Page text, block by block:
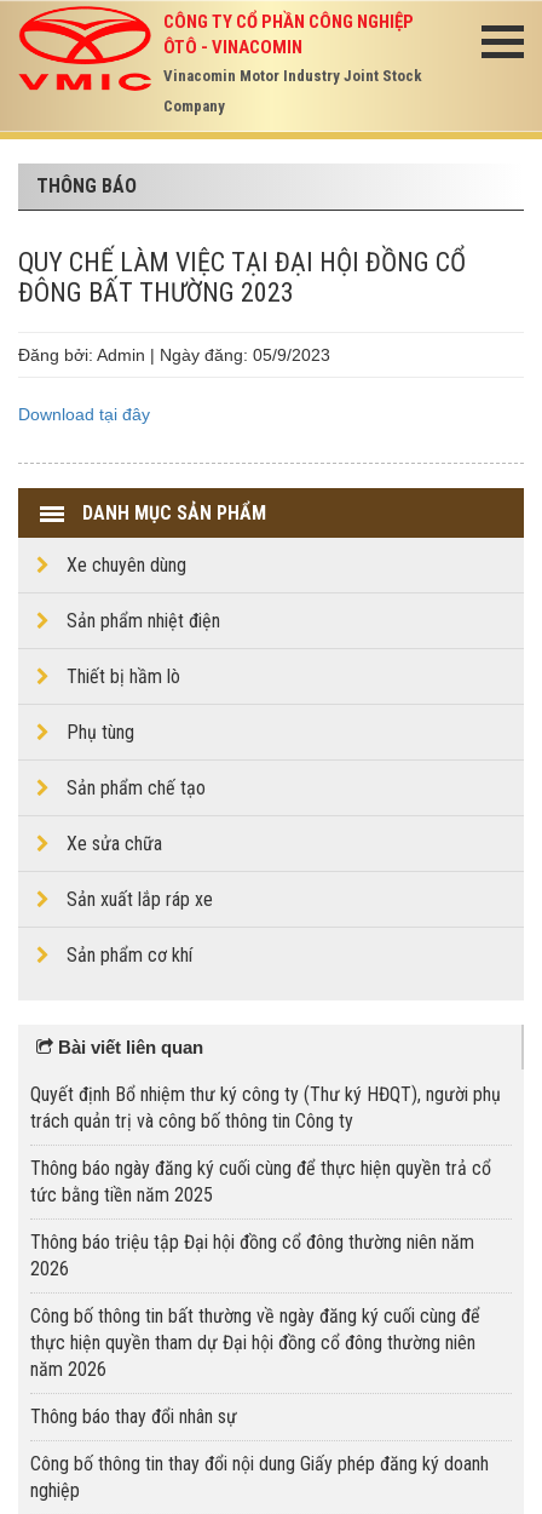
CÔNG TY CỔ PHẦN CÔNG NGHIỆP
ÔTÔ - VINACOMIN
Vinacomin Motor Industry Joint Stock
Company
THÔNG BÁO
QUY CHẾ LÀM VIỆC TẠI ĐẠI HỘI ĐỒNG CỔ
ĐÔNG BẤT THƯỜNG 2023
Đăng bởi: Admin | Ngày đăng: 05/9/2023
Download tại đây
DANH MỤC SẢN PHẨM
Xe chuyên dùng
Sản phẩm nhiệt điện
Thiết bị hầm lò
Phụ tùng
Sản phẩm chế tạo
Xe sửa chữa
Sản xuất lắp ráp xe
Sản phẩm cơ khí
Bài viết liên quan
Quyết định Bổ nhiệm thư ký công ty (Thư ký HĐQT), người phụ
trách quản trị và công bố thông tin Công ty
Thông báo ngày đăng ký cuối cùng để thực hiện quyền trả cổ
tức bằng tiền năm 2025
Thông báo triệu tập Đại hội đồng cổ đông thường niên năm
2026
Công bố thông tin bất thường về ngày đăng ký cuối cùng để
thực hiện quyền tham dự Đại hội đồng cổ đông thường niên
năm 2026
Thông báo thay đổi nhân sự
Công bố thông tin thay đổi nội dung Giấy phép đăng ký doanh
nghiệp